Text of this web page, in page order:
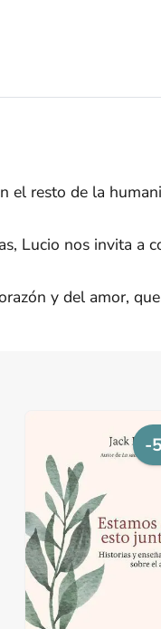
el resto de la
Lucio nos invita a
y del amor,
-